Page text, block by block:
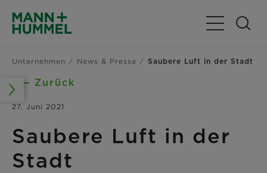
Navigation
Unternehmen News & Presse Saubere Luft in der Stadt
Zurück
27. Juni 2021
Saubere Luft in der
Stadt